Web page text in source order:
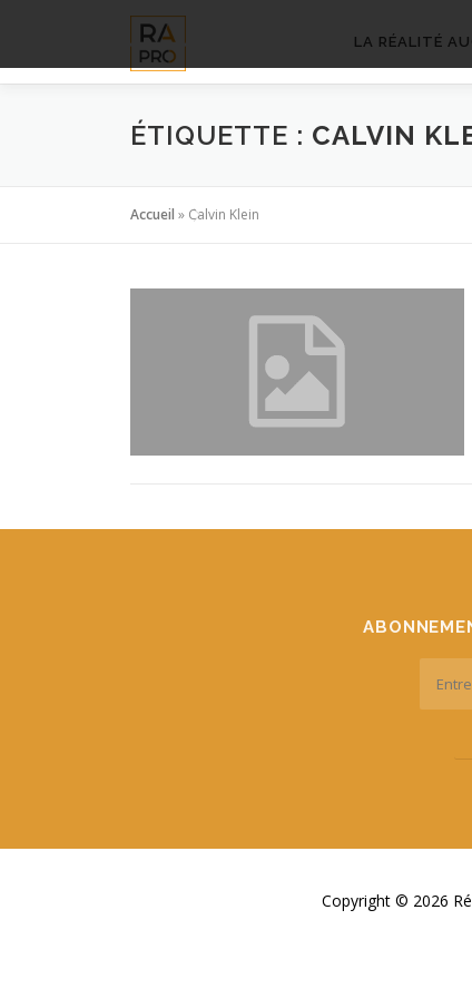
contenu
LA RÉALITÉ
ÉTIQUETTE : CALVIN
Accueil » Calvin Klein
Copyright © 2026